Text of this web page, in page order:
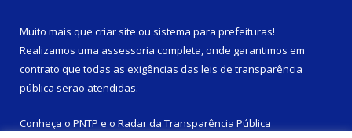
Muito mais que criar site ou sistema para prefeituras!
Realizamos uma assessoria completa, onde garantimos em
contrato que todas as exigências das leis de transparência
pública serão atendidas.
Conheça o PNTP e o Radar da Transparência Pública